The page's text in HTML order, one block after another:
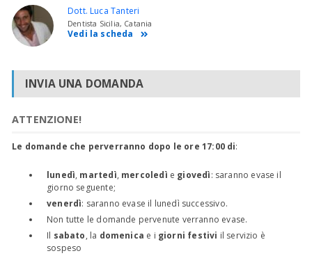
Dott. Luca Tanteri
Dentista Sicilia, Catania
Vedi la scheda
INVIA UNA DOMANDA
ATTENZIONE!
Le domande che perverranno dopo le ore 17:00 di:
lunedì, martedì, mercoledì e giovedì: saranno evase il
giorno seguente;
venerdì: saranno evase il lunedì successivo.
Non tutte le domande pervenute verranno evase.
Il sabato, la domenica e i giorni festivi il servizio è
sospeso